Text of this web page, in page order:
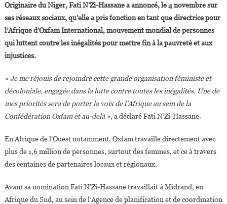
Est
Fati
N’Zi-
Hassane,la
Afrique
D’Oxfam
International ?
Originaire du Niger, Fati N’Zi-Hassane a annoncé, le 4 novembre sur
ses réseaux sociaux, qu’elle apris fonction en tant que directrice pour
l’Afrique d’Oxfam International, mouvement mondial de personnes
qui luttent contre les inégalités pour mettre fin à la pauvreté et aux
injustices.
« Je me réjouis de rejoindre cette grande organisation féministe et
décoloniale, engagée dans la lutte contre toutes les inégalités. Une de
mes priorités sera de porter la voix de l’Afrique au sein de la
Confédération Oxfam et au-delà », a déclaré Fati N’Zi-Hassane.
En Afrique de l’Ouest notamment, Oxfam travaille directement avec
plus de 1,6 million de personnes, surtout des femmes, et ce à travers
des centaines de partenaires locaux et régionaux.
Avant sa nomination Fati N’Zi-Hassane travaillait à Midrand, en
Afrique du Sud, au sein de l’Agence de planification et de coordination